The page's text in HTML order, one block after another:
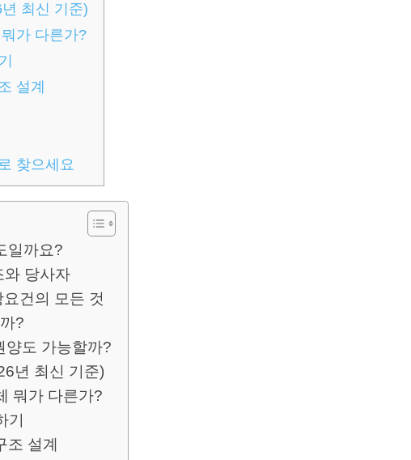
최신 기준)
가 다른가?
설계
찾으세요
일까요?
와 당사자
건의 모든 것
?
양도 가능할까?
년 최신 기준)
뭐가 다른가?
기
조 설계